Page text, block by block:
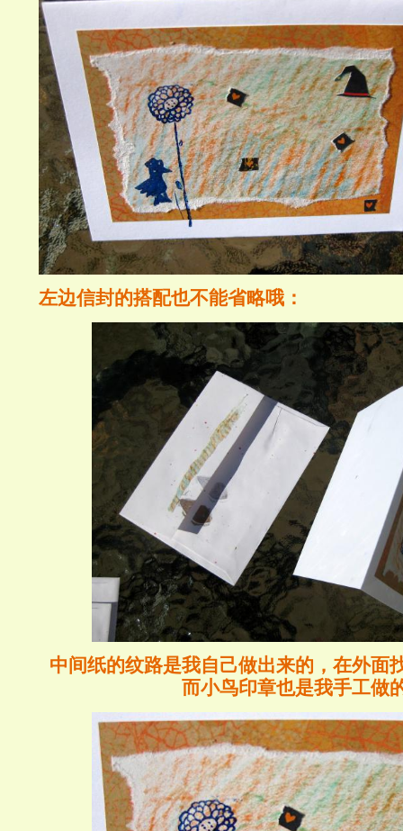
左边信封的搭配也不能省略哦：
中间纸的纹路是我自己做出来的 ，在外面
而小鸟印章也是我手工做